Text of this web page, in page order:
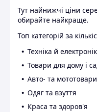
Тут найнижчі ціни
обирайте найкраще.
Топ категорій за
Техніка й
Товари для дому і
Авто- та мототовари
Одяг та взуття
Краса та здоров'я